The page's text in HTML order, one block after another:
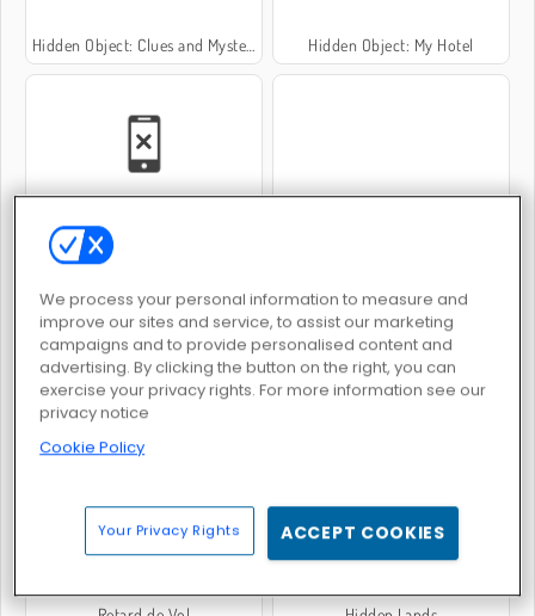
Hidden Object: Clues and Mysteries Hidden Object: My Hotel
L'Île Miracle
Blackdriver Mystery. Hidden Objects
We process your personal information to measure and
improve our sites and service, to assist our marketing
campaigns and to provide personalised content and
advertising. By clicking the button on the right, you can
exercise your privacy rights. For more information see our
privacy notice
Cookie Policy
Your Privacy Rights ACCEPT COOKIES